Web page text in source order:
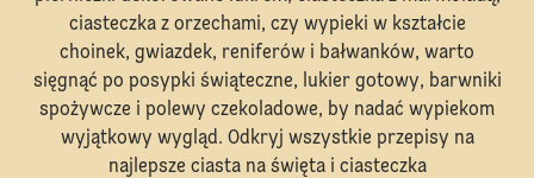
ciasteczka z orzechami, czy wypieki w kształcie
choinek, gwiazdek, reniferów i bałwanków, warto
sięgnąć po posypki świąteczne, lukier gotowy, barwniki
spożywcze i polewy czekoladowe, by nadać wypiekom
wyjątkowy wygląd. Odkryj wszystkie przepisy na
najlepsze ciasta na święta i ciasteczka